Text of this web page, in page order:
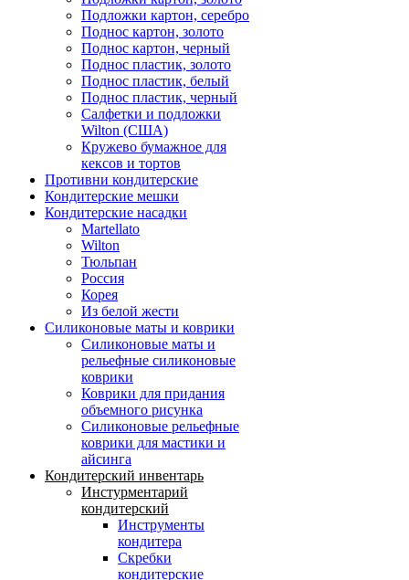
Подложки картон, серебро
Поднос картон, золото
Поднос картон, черный
Поднос пластик, золото
Поднос пластик, белый
Поднос пластик, черный
Салфетки и подложки
Wilton (США)
Кружево бумажное для
кексов и тортов
Противни кондитерские
Кондитерские мешки
Кондитерские насадки
Martellato
Wilton
Тюльпан
Россия
Корея
Из белой жести
Силиконовые маты и коврики
Силиконовые маты и
рельефные силиконовые
коврики
Коврики для придания
объемного рисунка
Силиконовые рельефные
коврики для мастики и
айсинга
Кондитерский инвентарь
Инстурментарий
кондитерский
Инструменты
кондитера
Скребки
кондитерские